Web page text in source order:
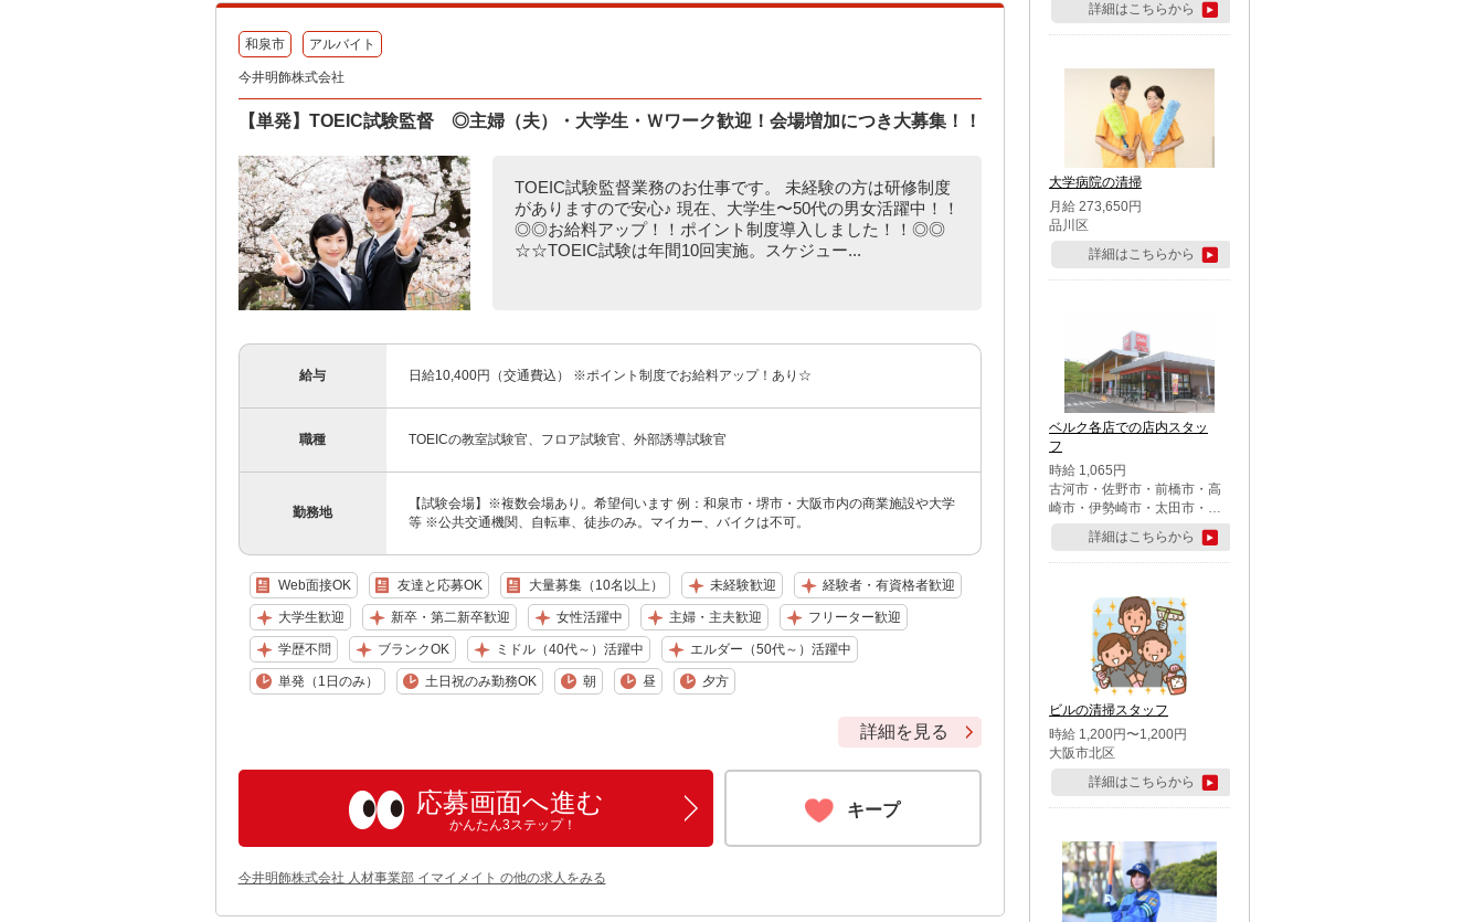
和泉市 アルバイト
今井明飾株式会社
【単発】TOEIC試験監督 ◎主婦（夫）・大学生・Ｗワーク歓迎！会場増加につき大募集！！
TOEIC試験監督業務のお仕事です。 未経験の方は研修制度
がありますので安心♪ 現在、大学生〜50代の男女活躍中！！
◎◎お給料アップ！！ポイント制度導入しました！！◎◎
☆☆TOEIC試験は年間10回実施。スケジュー...
給与 日給10,400円（交通費込） ※ポイント制度でお給料アップ！あり☆
職種 TOEICの教室試験官、フロア試験官、外部誘導試験官
勤務地
【試験会場】※複数会場あり。希望伺います 例：和泉市・堺市・大阪市内の商業施設や大学
等 ※公共交通機関、自転車、徒歩のみ。マイカー、バイクは不可。
Web面接OK 友達と応募OK 大量募集（10名以上） 未経験歓迎 経験者・有資格者歓迎
大学生歓迎 新卒・第二新卒歓迎 女性活躍中 主婦・主夫歓迎 フリーター歓迎
学歴不問 ブランクOK ミドル（40代～）活躍中 エルダー（50代～）活躍中
単発（1日のみ） 土日祝のみ勤務OK 朝 昼 夕方
詳細を見る
応募画面へ進む
かんたん3ステップ！
キープ
今井明飾株式会社 人材事業部 イマイメイト の他の求人をみる
詳細はこちらから
大学病院の清掃
月給 273,650円
品川区
詳細はこちらから
ベルク各店での店内スタッ
フ
時給 1,065円
古河市・佐野市・前橋市・高
崎市・伊勢崎市・太田市・館
林市・藤岡市・大泉町・さい
たま市北区・川越市・熊谷
市・行田市・秩父市・所沢
市・鶴ケ島市・千葉市中央
区・市川市・松戸市・習志野
市・柏市・流山市・八千代
市・足立区・江戸川区・八王
子市・町田市
詳細はこちらから
ビルの清掃スタッフ
時給 1,200円〜1,200円
大阪市北区
詳細はこちらから